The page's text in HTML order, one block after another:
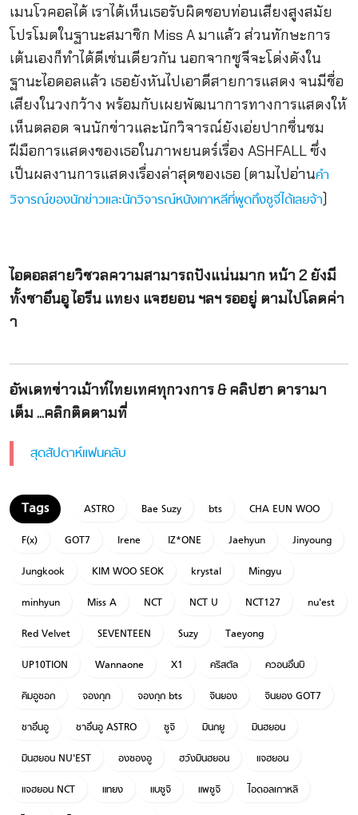
เมนโวคอลได้ เราได้เห็นเธอรับผิดชอบท่อนเสียงสูงสมัย
โปรโมตในฐานะสมาชิก Miss A มาแล้ว ส่วนทักษะการ
เต้นเองก็ทำได้ดีเช่นเดียวกัน นอกจากซูจีจะโด่งดังใน
ฐานะไอดอลแล้ว เธอยังหันไปเอาดีสายการแสดง จนมีชื่อ
เสียงในวงกว้าง พร้อมกับเผยพัฒนาการทางการแสดงให้
เห็นตลอด จนนักข่าวและนักวิจารณ์ยังเอ่ยปากชื่นชม
ฝีมือการแสดงของเธอในภาพยนตร์เรื่อง ASHFALL ซึ่ง
เป็นผลงานการแสดงเรื่องล่าสุดของเธอ (ตามไปอ่านคำ
วิจารณ์ของนักข่าวและนักวิจารณ์หนังเกาหลีที่พูดถึงซูจีได้เลยจ้า)
ไอดอลสายวิชวลความสามารถปังแน่นมาก หน้า 2 ยังมี
ทั้งชาอึนอู ไอรีน แทยง แจฮยอน ฯลฯ รออยู่ ตามไปโลดค่า
า
อัพเดทข่าวเม้าท์ไทยเทศทุกวงการ & คลิปฮา ดารามา
เต็ม ...คลิกติดตามที่
สุดสัปดาห์แฟนคลับ
ASTRO Bae Suzy bts
CHA EUN WOO
F(x)
GOT7 Irene IZ*ONE Jaehyun
Jinyoung
Jungkook
KIM WOO SEOK krystal
Mingyu
minhyun
Miss A NCT NCT U NCT127
nu'est
Red Velvet
SEVENTEEN Suzy
Taeyong
UP10TION
Wannaone X1 คริสตัล
ควอนอึนบี
คิมอูซอก
จองกุก จองกุก bts จินยอง
จินยอง GOT7
ชาอึนอู
ชาอึนอู ASTRO ซูจี มินกยู
มินฮยอน
มินฮยอน NU'EST
องซองอู ฮวังมินฮยอน
แจฮยอน
แจฮยอน NCT
แทยง แบซูจี แพซูจี
ไอดอลเกาหลี